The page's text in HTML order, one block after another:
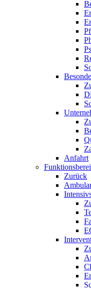
Anfahrt
Zurück